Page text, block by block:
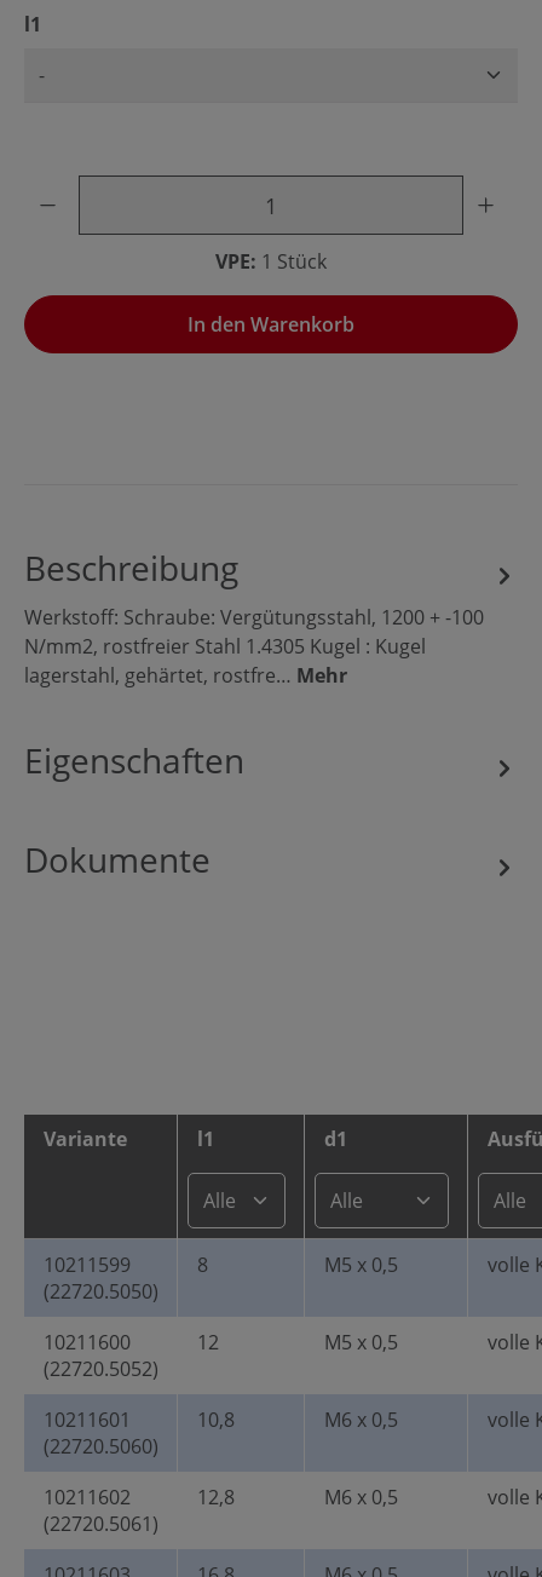
l1
VPE: 1 Stück
In den Warenkorb
Beschreibung
Werkstoff: Schraube: Vergütungsstahl, 1200 + -100
N/mm2, rostfreier Stahl 1.4305 Kugel : Kugel
lagerstahl, gehärtet, rostfre… Mehr
Eigenschaften
Dokumente
Variante l1 d1
10211599
(22720.5050)
8 M5 x 0,5 volle
10211600
(22720.5052)
12 M5 x 0,5 volle
10211601
(22720.5060)
10,8 M6 x 0,5 volle
10211602
(22720.5061)
12,8 M6 x 0,5 volle